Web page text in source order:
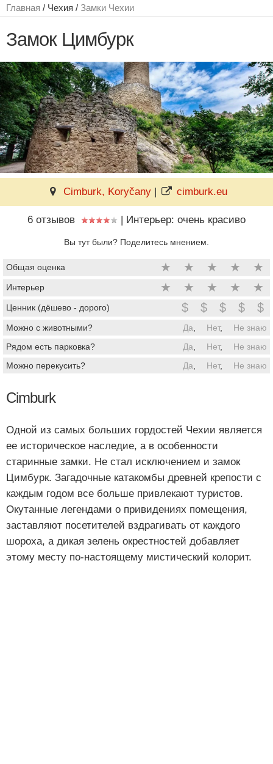
Главная / Чехия / Замки Чехии
Замок Цимбурк
Cimburk, Koryčany| cimburk.eu
6 отзывов | Интерьер: очень красиво
Вы тут были? Поделитесь мнением.
Общая оценка ★ ★ ★ ★ ★
Интерьер ★ ★ ★ ★ ★
Ценник (дёшево - дорого) $ $ $ $ $
Можно с животными? Да Нет,
Не знаю
Рядом есть парковка?
Да Нет,
Не знаю
Можно перекусить?
Да Нет, Не знаю
Cimburk
Одной из самых больших гордостей Чехии является
ее историческое наследие, а в особенности
старинные замки. Не стал исключением и замок
Цимбурк. Загадочные катакомбы древней крепости с
каждым годом все больше привлекают туристов.
Окутанные легендами о привидениях помещения,
заставляют посетителей вздрагивать от каждого
шороха, а дикая зелень окрестностей добавляет
этому месту по-настоящему мистический колорит.